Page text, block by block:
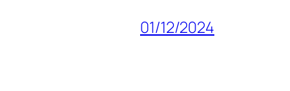
01/12/2024